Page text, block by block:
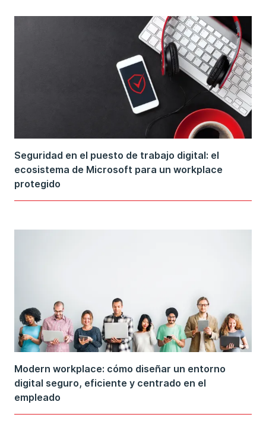
Seguridad en el puesto de trabajo digital: el
ecosistema de Microsoft para un workplace
protegido
Modern workplace: cómo diseñar un entorno
digital seguro, eficiente y centrado en el
empleado